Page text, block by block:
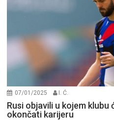
07/01/2025 I. Ć.
Rusi objavili u kojem klubu
okončati karijeru